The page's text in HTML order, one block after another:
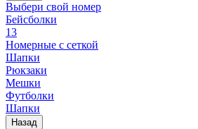
Выбери свой номер
Бейсболки
13
Номерные с сеткой
Шапки
Рюкзаки
Мешки
Футболки
Шапки
Назад